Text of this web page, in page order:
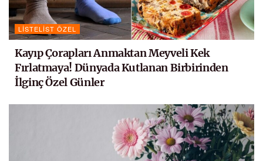
LISTELIST ÖZEL
Kayıp Çorapları Anmaktan Meyveli Kek
Fırlatmaya! Dünyada Kutlanan Birbirinden
İlginç Özel Günler